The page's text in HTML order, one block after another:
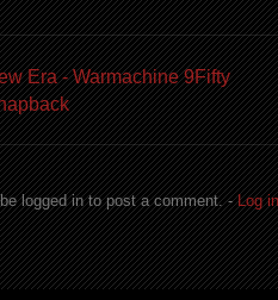
Era - Warmachine 9Fifty
logged in to post a comment. -Log in